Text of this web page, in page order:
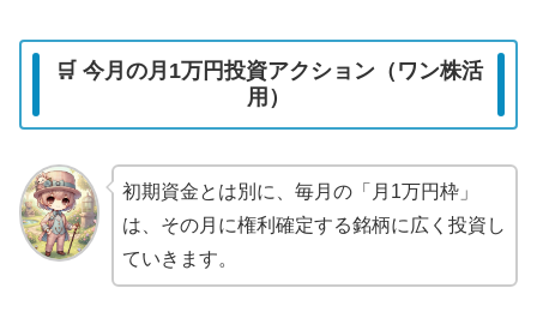
🛒 今月の月1万円投資アクション（ワン株活
用）
初期資金とは別に、毎月の「月1万円枠」
は、その月に権利確定する銘柄に広く投資し
ていきます。